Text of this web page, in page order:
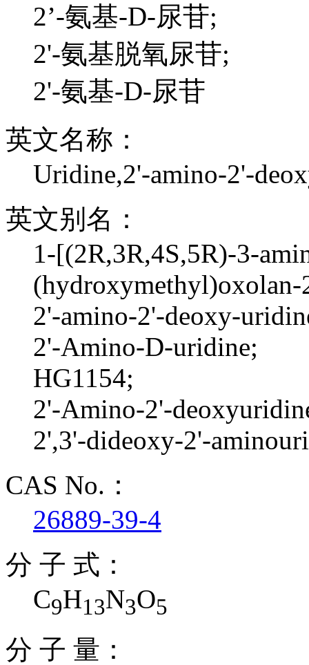
2’-氨基-D-尿苷;
2'-氨基脱氧尿苷;
2'-氨基-D-尿苷
英文名称：
Uridine,2'-amino-2'-
英文别名：
1-[(2R,3R,4S,5R)-3-
2'-amino-2'-deoxy-
2'-Amino-D-uridine;
HG1154;
2'-Amino-2'-
2',3'-dideoxy-2'-
CAS No.：
26889-39-4
分 子 式：
C9H13N3O5
分 子 量：